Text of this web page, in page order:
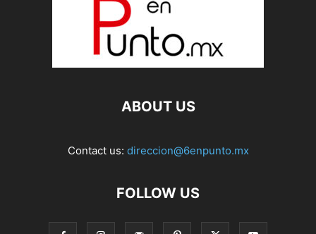
ABOUT US
Contact us: direccion@6enpunto.mx
FOLLOW US